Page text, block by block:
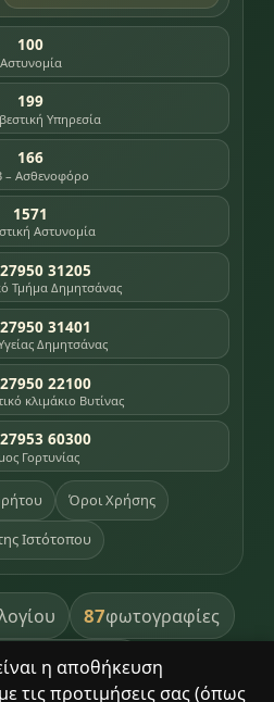
η αποθήκευση
τις προτιμήσεις σας (όπως
100
Αστυνομία
199
Υπηρεσία
166
– Ασθενοφόρο
1571
Αστυνομία
31205
Τμήμα Δημητσάνας
31401
Δημητσάνας
22100
κλιμάκιο Βυτίνας
60300
Γορτυνίας
Όροι Χρήσης
Ιστότοπου
87φωτογραφίες
βιβλιοθήκης